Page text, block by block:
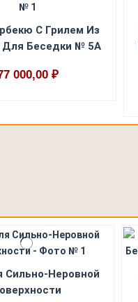
С Грилем Из
Для Беседки № 5А
000,00 ₽
Сильно-Неровной